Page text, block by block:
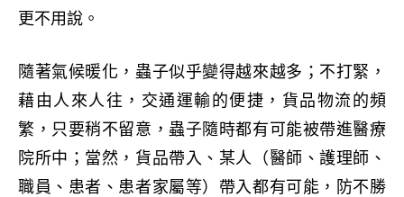
更不用說。
隨著氣候暖化，蟲子似乎變得越來越多；不打緊，
藉由人來人往，交通運輸的便捷，貨品物流的頻
繁，只要稍不留意，蟲子隨時都有可能被帶進醫療
院所中；當然，貨品帶入、某人（醫師、護理師、
職員、患者、患者家屬等）帶入都有可能，防不勝